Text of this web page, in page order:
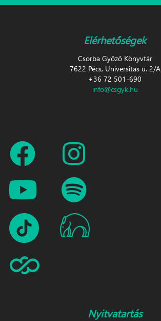
Elérhetőségek
Csorba Győző Könyvtár
7622 Pécs, Universitas u. 2/A
+36 72 501-690
info@csgyk.hu
Nyitvatartás